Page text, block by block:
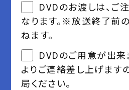
DVDのお渡しは、ご
なります。※放送終了前
ねます。
DVDのご用意が出来
よりご連絡差し上げます
局ください。